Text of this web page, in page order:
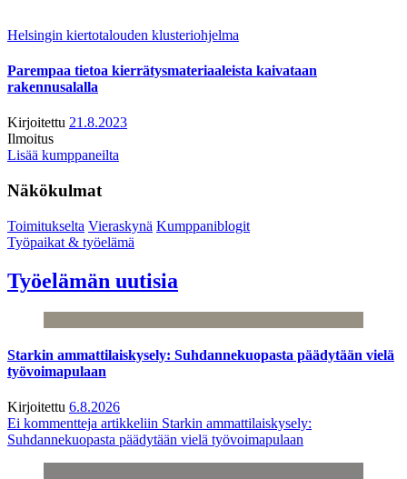
Helsingin kiertotalouden klusteriohjelma
Parempaa tietoa kierrätysmateriaaleista kaivataan
rakennusalalla
Kirjoitettu 21.8.2023
Ilmoitus
Lisää kumppaneilta
Näkökulmat
Toimitukselta Vieraskynä Kumppaniblogit
Työpaikat & työelämä
Työelämän uutisia
Starkin ammattilaiskysely: Suhdannekuopasta päädytään vielä
työvoimapulaan
Kirjoitettu 6.8.2026
Ei kommentteja artikkeliin Starkin ammattilaiskysely:
Suhdannekuopasta päädytään vielä työvoimapulaan